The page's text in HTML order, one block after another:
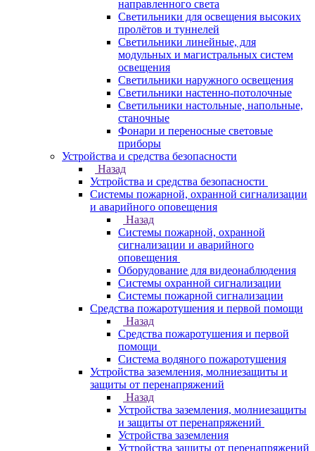
направленного света
Светильники для освещения высоких
пролётов и туннелей
Светильники линейные, для
модульных и магистральных систем
освещения
Светильники наружного освещения
Светильники настенно-потолочные
Светильники настольные, напольные,
станочные
Фонари и переносные световые
приборы
Устройства и средства безопасности
Назад
Устройства и средства безопасности
Системы пожарной, охранной сигнализации
и аварийного оповещения
Назад
Системы пожарной, охранной
сигнализации и аварийного
оповещения
Оборудование для видеонаблюдения
Системы охранной сигнализации
Системы пожарной сигнализации
Средства пожаротушения и первой помощи
Назад
Средства пожаротушения и первой
помощи
Система водяного пожаротушения
Устройства заземления, молниезащиты и
защиты от перенапряжений
Назад
Устройства заземления, молниезащиты
и защиты от перенапряжений
Устройства заземления
Устройства защиты от перенапряжений